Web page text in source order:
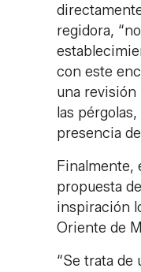
regidora,
con este
una revisión
las
presencia
Finalmente,
propuesta
inspiración
Oriente de
“Se trata de